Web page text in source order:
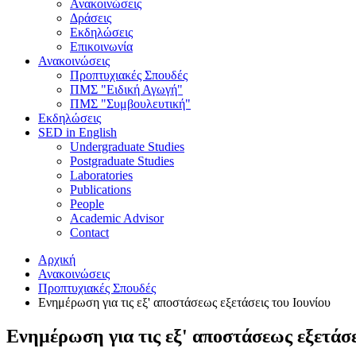
Ανακοινώσεις
Δράσεις
Εκδηλώσεις
Επικοινωνία
Ανακοινώσεις
Προπτυχιακές Σπουδές
ΠΜΣ "Ειδική Αγωγή"
ΠΜΣ "Συμβουλευτική"
Εκδηλώσεις
SED in English
Undergraduate Studies
Postgraduate Studies
Laboratories
Publications
People
Academic Advisor
Contact
Αρχική
Ανακοινώσεις
Προπτυχιακές Σπουδές
Ενημέρωση για τις εξ' αποστάσεως εξετάσεις του Ιουνίου
Ενημέρωση για τις εξ' αποστάσεως